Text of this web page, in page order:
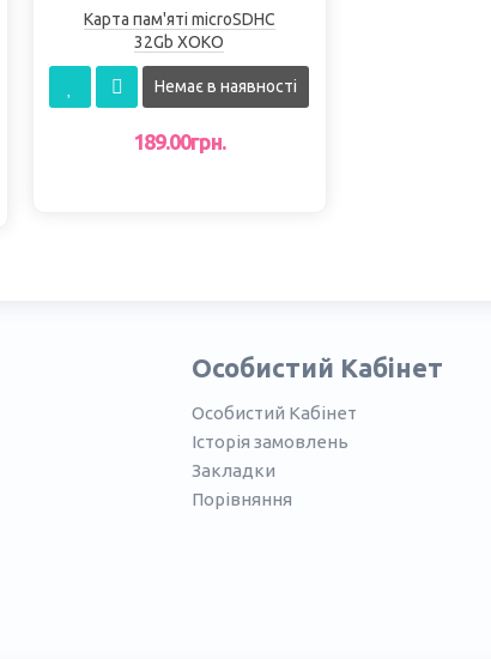
Карта пам'яті microSDHC
32Gb XOKO
Немає в наявності
189.00грн.
Особистий Кабінет
Особистий Кабінет
Історія замовлень
Закладки
Порівняння